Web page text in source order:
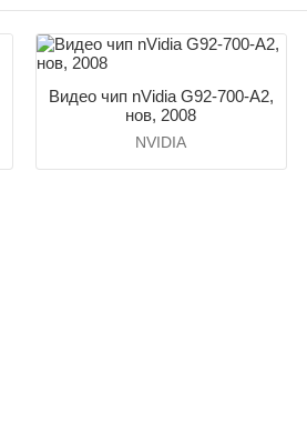
Видео чип nVidia G92-700-A2,
нов, 2008
NVIDIA